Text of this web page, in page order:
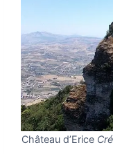
Château d’Erice